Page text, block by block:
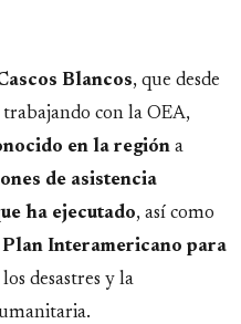
Blancos, que desde
trabajando con la OEA,
en la región a
de asistencia
ha ejecutado, así como
Plan Interamericano para
desastres y la